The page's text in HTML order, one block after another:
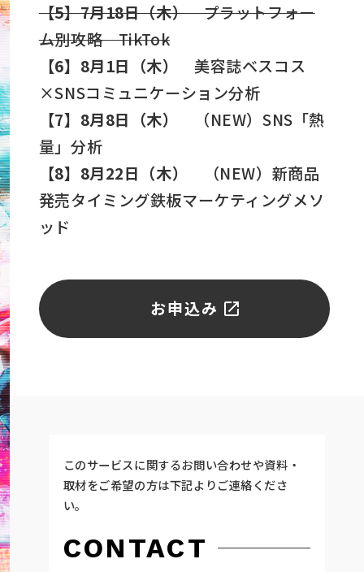
【5】7月18日（木）プラットフォー
ム別攻略 TikTok
【6】8月1日（木）
美容誌ベスコス
×SNSコミュニケーション分析
【7】8月8日（木）
（NEW）SNS「熱
量」分析
【8】8月22日（木）
（NEW）新商品
発売タイミング鉄板マーケティングメソ
ッド
お申込み
このサービスに関するお問い合わせや資料・
取材をご希望の方は下記よりご連絡くださ
い。
CONTACT